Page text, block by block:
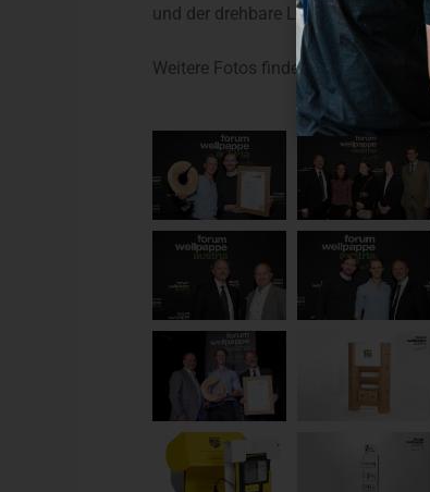
und der drehbare Logowürfel
Weitere Fotos finden Sie unter: